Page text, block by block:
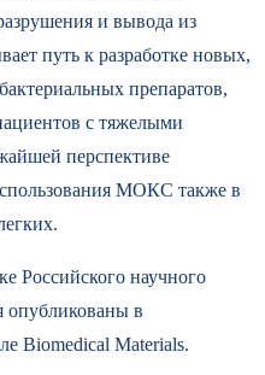
и вывода из
путь к разработке новых,
препаратов,
с тяжелыми
перспективе
МОКС также в
Российского научного
опубликованы в
Biomedical Materials.